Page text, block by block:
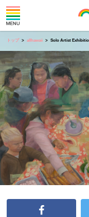
トップ allhawaii Solo Artist